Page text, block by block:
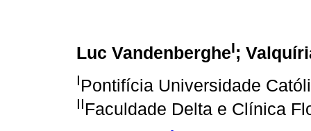
Luc VandenbergheI;
IPontifícia Universidade
IIFaculdade Delta e Clínica